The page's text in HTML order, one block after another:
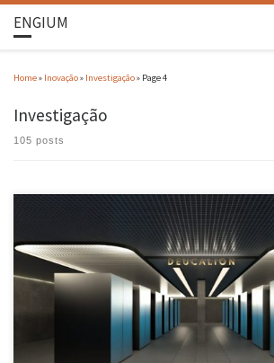
ENGIUM
Home» Inovação» Investigação» Page 4
Investigação
105 posts
A edição de 2024 do TOP500 traz novidades entusiasmantes. O
inaugurado em setembro do ano passado, é classificado pela
estreia de uma infraestrutura portuguesa nesta distinção – com
energética da partição Arm e #219 em velocidade de